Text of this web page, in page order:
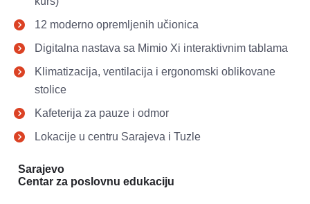
12 moderno opremljenih učionica
Digitalna nastava sa Mimio Xi interaktivnim tablama
Klimatizacija, ventilacija i ergonomski oblikovane
stolice
Kafeterija za pauze i odmor
Lokacije u centru Sarajeva i Tuzle
Sarajevo
Centar za poslovnu edukaciju